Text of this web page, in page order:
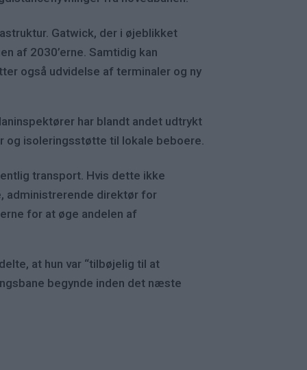
Gatwick, der i øjeblikket
af 2030’erne. Samtidig kan
også udvidelse af terminaler og ny
har blandt andet udtrykt
og isoleringsstøtte til lokale beboere.
transport. Hvis dette ikke
administrerende direktør for
for at øge andelen af
at hun var “tilbøjelig til at
begynde inden det næste